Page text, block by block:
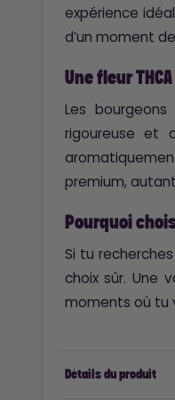
expérience
d’un moment
Une fleur
Les
rigoureuse et
premium, autant
Pourquoi
Si tu
choix sûr. Une
moments où tu
Détails du produit